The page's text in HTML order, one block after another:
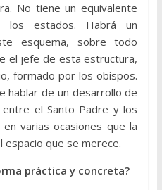
No tiene un equivalente
los estados. Habrá un
esquema, sobre todo
el jefe de esta estructura,
formado por los obispos.
hablar de un desarrollo de
entre el Santo Padre y los
varias ocasiones que la
espacio que se merece.
práctica y concreta?